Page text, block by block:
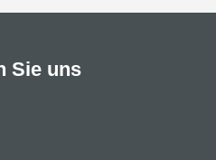
Sie uns